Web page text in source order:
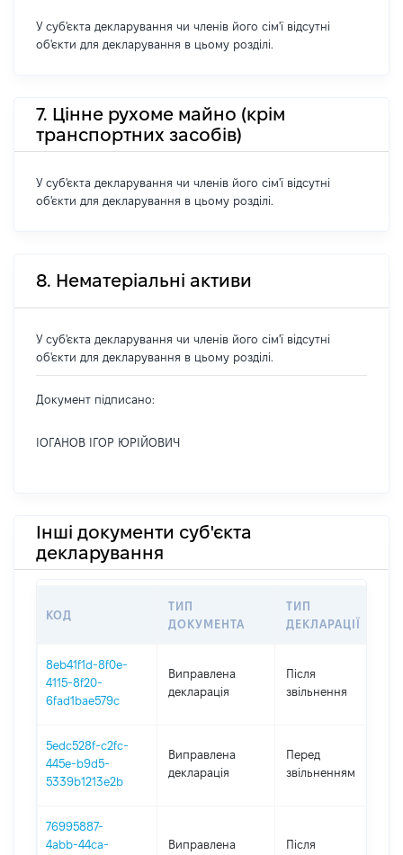
У суб'єкта декларування чи членів його сім'ї відсутні
об'єкти для декларування в цьому розділі.
7. Цінне рухоме майно (крім
транспортних засобів)
У суб'єкта декларування чи членів його сім'ї відсутні
об'єкти для декларування в цьому розділі.
8. Нематеріальні активи
У суб'єкта декларування чи членів його сім'ї відсутні
об'єкти для декларування в цьому розділі.
Документ підписано:
ІОГАНОВ ІГОР ЮРІЙОВИЧ
Інші документи суб'єкта
декларування
КОД
ТИП
ДОКУМЕНТА
ТИП
ДЕКЛАРАЦІЇ
8eb41f1d-8f0e-
4115-8f20-
6fad1bae579c
Виправлена
декларація
Після
звільнення
5edc528f-c2fc-
445e-b9d5-
5339b1213e2b
Виправлена
декларація
Перед
звільненням
76995887-
4abb-44ca-
Виправлена
Після